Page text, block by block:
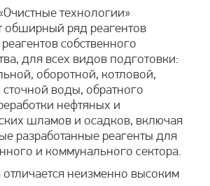
технологии»
обширный ряд реагентов
собственного
для всех видов подготовки:
оборотной, котловой,
сточной воды, обратного
нефтяных и
шламов и осадков, включая
разработанные реагенты для
и коммунального сектора.
неизменно высоким